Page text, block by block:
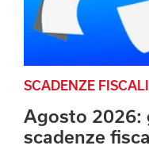
SCADENZE FISCALI
Agosto 2026:
scadenze